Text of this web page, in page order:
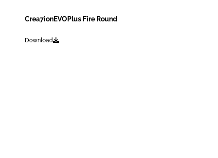
Crea7ionEVOPlus Fire Round
Download